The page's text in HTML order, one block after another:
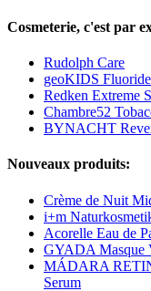
Cosmeterie, c'est par
Rudolph Care
geoKIDS
Redken Extreme
Chambre52
BYNACHT
Nouveaux produits:
Crème de Nuit
i+m
Acorelle Eau de
GYADA Masque
MÁDARA
Serum